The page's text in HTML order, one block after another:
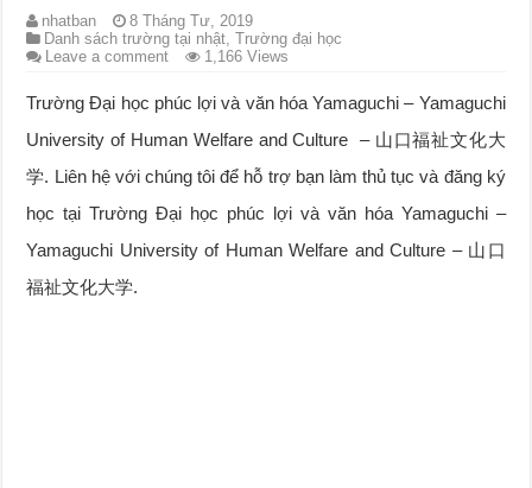
nhatban
8 Tháng Tư, 2019
Danh sách trường tại nhật,Trường đại học
Leave a comment
1,166 Views
Trường Đại học phúc lợi và văn hóa Yamaguchi – Yamaguchi
University of Human Welfare and Culture – 山口福祉文化大
学. Liên hệ với chúng tôi để hỗ trợ bạn làm thủ tục và đăng ký
học tại Trường Đại học phúc lợi và văn hóa Yamaguchi –
Yamaguchi University of Human Welfare and Culture – 山口
福祉文化大学.